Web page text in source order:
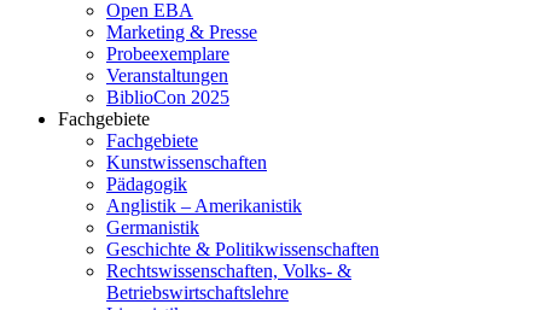
Open EBA
Marketing & Presse
Probeexemplare
Veranstaltungen
BiblioCon 2025
Fachgebiete
Fachgebiete
Kunstwissenschaften
Pädagogik
Anglistik – Amerikanistik
Germanistik
Geschichte & Politikwissenschaften
Rechtswissenschaften, Volks- &
Betriebswirtschaftslehre